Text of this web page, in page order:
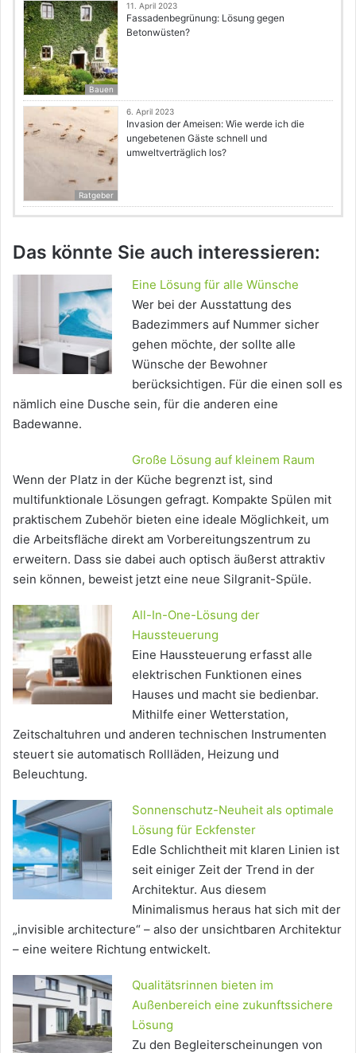
Bauen
11. April 2023
Fassadenbegrünung: Lösung gegen
Betonwüsten?
Ratgeber
6. April 2023
Invasion der Ameisen: Wie werde ich die
ungebetenen Gäste schnell und
umweltverträglich los?
Das könnte Sie auch interessieren:
Eine Lösung für alle Wünsche
Wer bei der Ausstattung des
Badezimmers auf Nummer sicher
gehen möchte, der sollte alle
Wünsche der Bewohner
berücksichtigen. Für die einen soll es
nämlich eine Dusche sein, für die anderen eine
Badewanne.
Große Lösung auf kleinem Raum
Wenn der Platz in der Küche begrenzt ist, sind
multifunktionale Lösungen gefragt. Kompakte Spülen mit
praktischem Zubehör bieten eine ideale Möglichkeit, um
die Arbeitsfläche direkt am Vorbereitungszentrum zu
erweitern. Dass sie dabei auch optisch äußerst attraktiv
sein können, beweist jetzt eine neue Silgranit-Spüle.
All-In-One-Lösung der
Haussteuerung
Eine Haussteuerung erfasst alle
elektrischen Funktionen eines
Hauses und macht sie bedienbar.
Mithilfe einer Wetterstation,
Zeitschaltuhren und anderen technischen Instrumenten
steuert sie automatisch Rollläden, Heizung und
Beleuchtung.
Sonnenschutz-Neuheit als optimale
Lösung für Eckfenster
Edle Schlichtheit mit klaren Linien ist
seit einiger Zeit der Trend in der
Architektur. Aus diesem
Minimalismus heraus hat sich mit der
„invisible architecture“ – also der unsichtbaren Architektur
– eine weitere Richtung entwickelt.
Qualitätsrinnen bieten im
Außenbereich eine zukunftssichere
Lösung
Zu den Begleiterscheinungen von